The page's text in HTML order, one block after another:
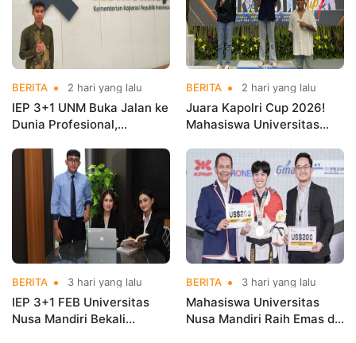
BERITA 2 hari yang lalu
IEP 3+1 UNM Buka Jalan ke
Dunia Profesional,
Kementerian Koperasi
BERITA 2 hari yang lalu
Juara Kapolri Cup 2026!
Mahasiswa Universitas
Nama Kampus di Kejurnas
Taekwondo
BERITA 3 hari yang lalu
IEP 3+1 FEB Universitas
Nusa Mandiri Bekali
BERITA 3 hari yang lalu
Mahasiswa Universitas
Nusa Mandiri Raih Emas di